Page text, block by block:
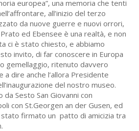
europea”, una memoria che tenti
all’inizio del terzo
da nuove guerre e nuovi orrori,
ed Ebensee è una realtà, e non
ci è stato chiesto, e abbiamo
invito, di far conoscere in Europa
gemellaggio, ritenuto davvero
dire anche l’allora Presidente
del nostro museo.
Sesto San Giovanni con
con St.Georgen an der Gusen, ed
firmato un patto di amicizia tra